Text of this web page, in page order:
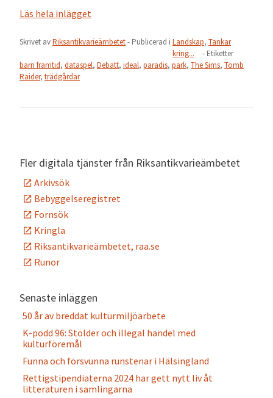
Läs hela inlägget
Skrivet avRiksantikvarieämbetet- Publicerad i Landskap, Tankar
kring...
- Etiketter
barn framtid, dataspel, Debatt, ideal, paradis, park, The Sims, Tomb
Raider, trädgårdar
Fler digitala tjänster från Riksantikvarieämbetet
Arkivsök
Bebyggelseregistret
Fornsök
Kringla
Riksantikvarieämbetet, raa.se
Runor
Senaste inläggen
50 år av breddat kulturmiljöarbete
K-podd 96: Stölder och illegal handel med
kulturföremål
Funna och försvunna runstenar i Hälsingland
Rettigstipendiaterna 2024 har gett nytt liv åt
litteraturen i samlingarna